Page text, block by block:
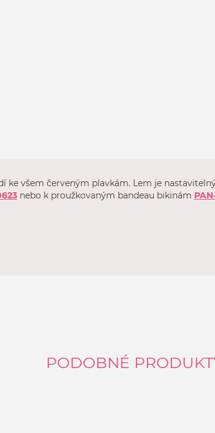
ke všem červeným plavkám. Lem je
nebo k proužkovaným bandeau bikinám
PODOBNÉ